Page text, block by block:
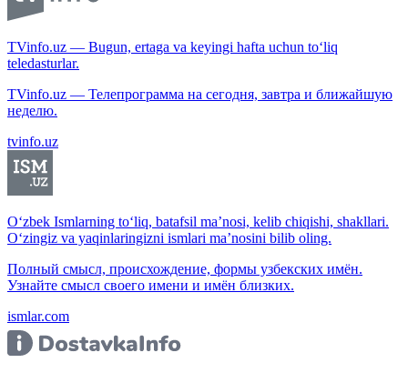
TVinfo.uz — Bugun, ertaga va keyingi hafta uchun to‘liq
teledasturlar.
TVinfo.uz — Телепрограмма на сегодня, завтра и ближайшую
неделю.
tvinfo.uz
O‘zbek Ismlarning to‘liq, batafsil ma’nosi, kelib chiqishi, shakllari.
O‘zingiz va yaqinlaringizni ismlari ma’nosini bilib oling.
Полный смысл, происхождение, формы узбекских имён.
Узнайте смысл своего имени и имён близких.
ismlar.com